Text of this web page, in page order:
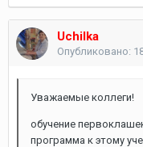
Uchilka
Опубликовано:
Уважаемые коллеги!
обучение
программа к этому